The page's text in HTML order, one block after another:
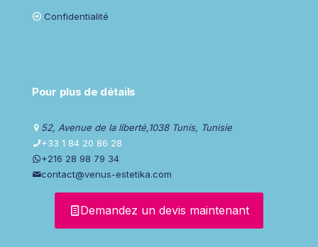
Confidentialité
Pour plus de détails
52, Avenue de la liberté,1038 Tunis, Tunisie
+33 1 84 20 86 28
+216 28 98 79 34
contact@venus-estetika.com
Demandez un devis maintenant